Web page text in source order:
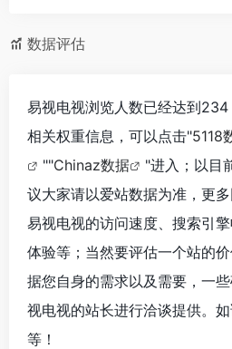
数据评估
易视电视浏览人数已经达到
相关权重信息，可以点击"5118
""Chinaz数据
"进入；以目
议大家请以爱站数据为准，更
易视电视的访问速度、搜索引
体验等；当然要评估一个站的
据您自身的需求以及需要，一
视电视的站长进行洽谈提供。
等！